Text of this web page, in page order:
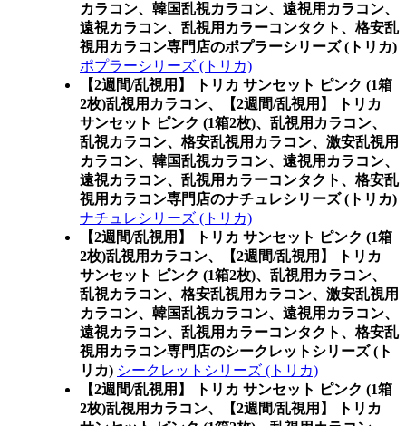
カラコン、韓国乱視カラコン、遠視用カラコン、
遠視カラコン、乱視用カラーコンタクト、格安乱
視用カラコン専門店のポプラーシリーズ (トリカ)
ポプラーシリーズ (トリカ)
【2週間/乱視用】 トリカ サンセット ピンク (1箱
2枚)乱視用カラコン、
【2週間/乱視用】 トリカ
サンセット ピンク (1箱2枚)、乱視用カラコン、
乱視カラコン、格安乱視用カラコン、激安乱視用
カラコン、韓国乱視カラコン、遠視用カラコン、
遠視カラコン、乱視用カラーコンタクト、格安乱
視用カラコン専門店のナチュレシリーズ (トリカ)
ナチュレシリーズ (トリカ)
【2週間/乱視用】 トリカ サンセット ピンク (1箱
2枚)乱視用カラコン、
【2週間/乱視用】 トリカ
サンセット ピンク (1箱2枚)、乱視用カラコン、
乱視カラコン、格安乱視用カラコン、激安乱視用
カラコン、韓国乱視カラコン、遠視用カラコン、
遠視カラコン、乱視用カラーコンタクト、格安乱
視用カラコン専門店のシークレットシリーズ (ト
リカ) シークレットシリーズ (トリカ)
【2週間/乱視用】 トリカ サンセット ピンク (1箱
2枚)乱視用カラコン、
【2週間/乱視用】 トリカ